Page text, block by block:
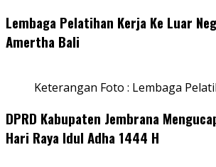
Lembaga Pelatihan Kerja Ke Luar
Amertha Bali
Keterangan Foto : Lembaga
DPRD Kabupaten Jembrana
Hari Raya Idul Adha 1444 H